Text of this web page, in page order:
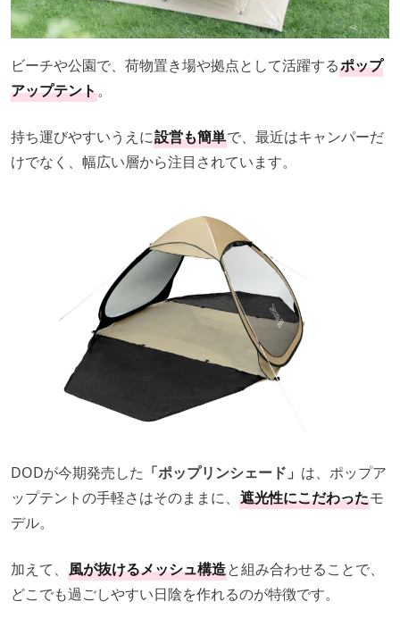
ビーチや公園で、荷物置き場や拠点として活躍するポップ
アップテント。
持ち運びやすいうえに設営も簡単で、最近はキャンパーだ
けでなく、幅広い層から注目されています。
DODが今期発売した 「ポップリンシェード」 は、ポップア
ップテントの手軽さはそのままに、 遮光性にこだわったモ
デル。
加えて、 風が抜けるメッシュ構造と組み合わせることで、
どこでも過ごしやすい日陰を作れるのが特徴です。